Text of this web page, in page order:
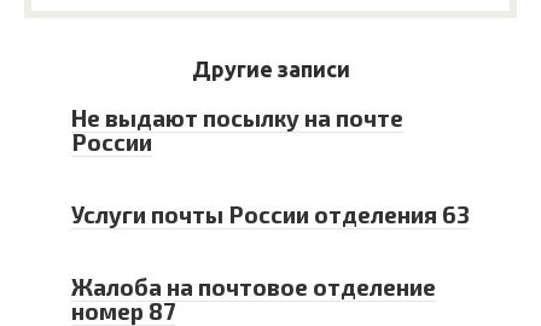
Другие записи
Не выдают посылку на почте
России
Услуги почты России отделения 63
Жалоба на почтовое отделение
номер 87